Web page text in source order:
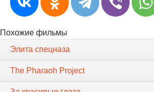
Похожие фильмы
Элита спецназа
The Pharaoh Project